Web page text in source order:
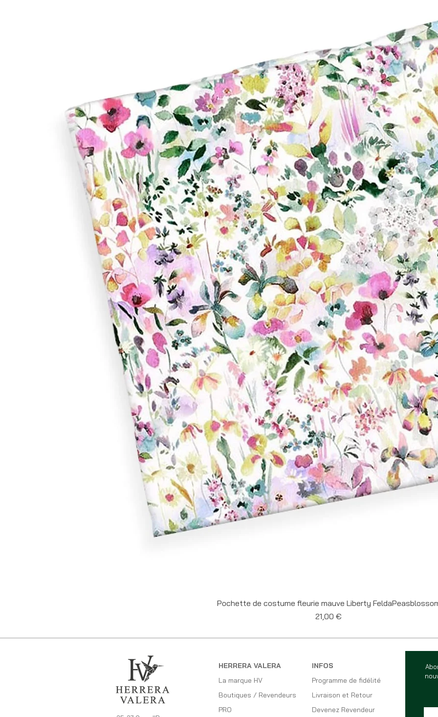
Aperçu rapide
Pochette de costume fleurie mauve Liberty
Prix
21,00 €
HERRERA VALERA
La marque HV
Boutiques / Revendeurs
PRO
INFOS
Programme de fidélité
Livraison et Retour
Devenez Revendeur